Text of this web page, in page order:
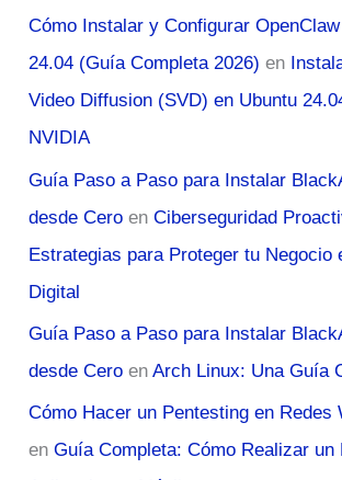
Cómo Instalar y Configurar
24.04 (Guía Completa 2026) en
Video Diffusion (SVD) en Ubuntu
NVIDIA
Guía Paso a Paso para Instalar
desde Cero enCiberseguridad
Estrategias para Proteger tu Negocio
Digital
Guía Paso a Paso para Instalar
desde Cero enArch Linux: Una Guía
Cómo Hacer un Pentesting en Redes
enGuía Completa: Cómo Realizar un